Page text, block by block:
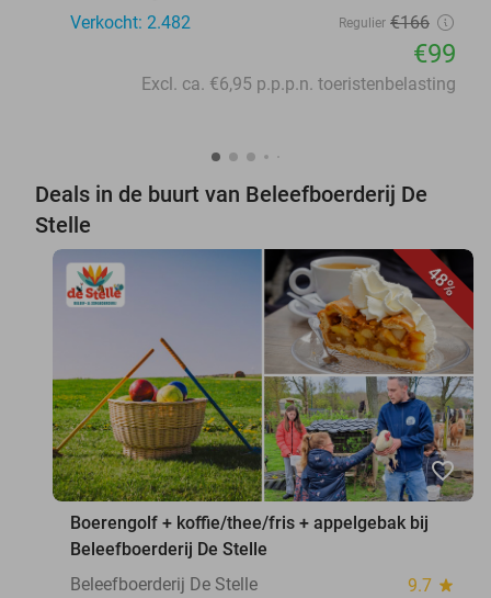
Verkocht: 2.482
Regulier €166
€99
Excl. ca. €6,95 p.p.p.n. toeristenbelasting
Deals in de buurt van Beleefboerderij De
Stelle
48%
favorite_border
Boerengolf + koffie/thee/fris + appelgebak bij
Beleefboerderij De Stelle
Beleefboerderij De Stelle
9.7 star